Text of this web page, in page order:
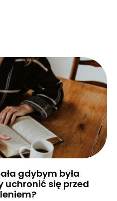
gdybym była
uchronić się przed